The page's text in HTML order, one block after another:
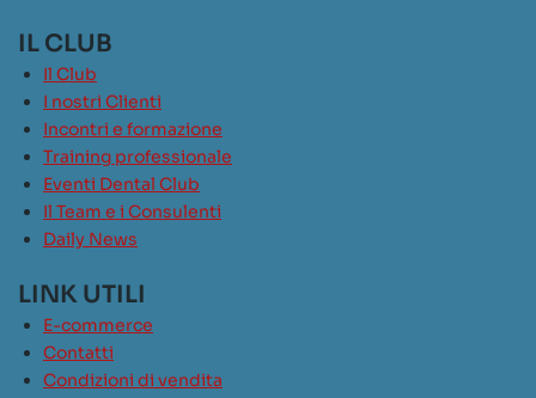
IL CLUB
Il Club
I nostri Clienti
Incontri e formazione
Training professionale
Eventi Dental Club
Il Team e i Consulenti
Daily News
LINK UTILI
E-commerce
Contatti
Condizioni di vendita